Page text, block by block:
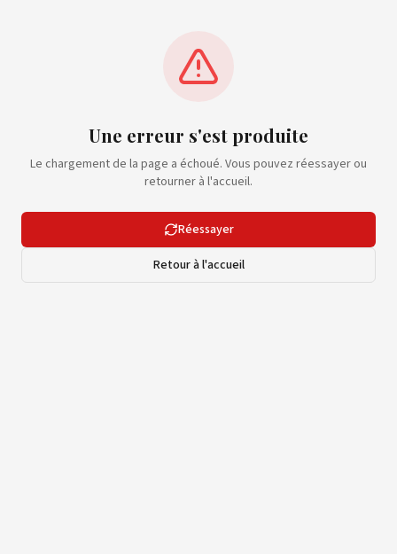
Une erreur s'est produite
Le chargement de la page a échoué. Vous pouvez réessayer ou
retourner à l'accueil.
Réessayer
Retour à l'accueil